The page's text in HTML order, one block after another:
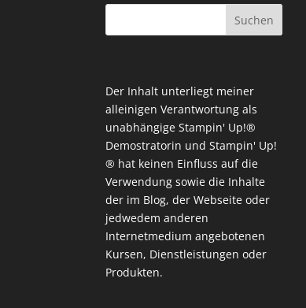
Der Inhalt unterliegt meiner
alleinigen Verantwortung als
unabhängige Stampin' Up!®
Demostratorin und Stampin' Up!
® hat keinen Einfluss auf die
Verwendung sowie die Inhalte
der im Blog, der Webseite oder
jedwedem anderen
Internetmedium angebotenen
Kursen, Dienstleistungen oder
Produkten.